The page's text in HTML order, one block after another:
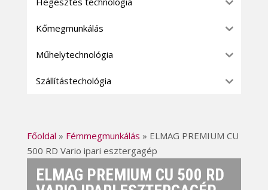
Főoldal » Fémmegmunkálás » ELMAG PREMIUM CU
500 RD Vario ipari esztergagép
ELMAG PREMIUM CU 500 RD
Kőmegmunkálás
Műhelytechnológia
Szállítástechológia